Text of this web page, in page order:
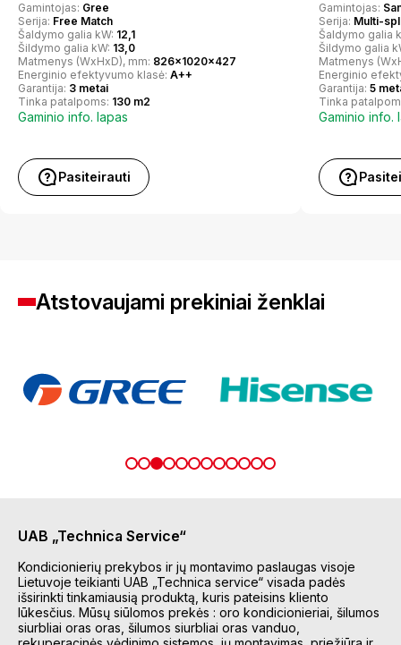
Gamintojas: Gree
Serija: Free Match
Šaldymo galia kW: 12,1
Šildymo galia kW: 13,0
Matmenys (WxHxD), mm: 826x1020x427
Energinio efektyvumo klasė: A++
Garantija: 3 metai
Tinka patalpoms: 130 m2
Gaminio info. lapas
Pasiteirauti
Gamintojas:
Serija: Multi-
Šaldymo galia
Šildymo galia
Matmenys
Energinio
Garantija: 5
Tinka
Gaminio info.
Atstovaujami prekiniai ženklai
UAB „Technica Service“
Kondicionierių prekybos ir jų montavimo paslaugas visoje
Lietuvoje teikianti UAB „Technica service“ visada padės
išsirinkti tinkamiausią produktą, kuris pateisins kliento
lūkesčius. Mūsų siūlomos prekės : oro kondicionieriai, šilumos
siurbliai oras oras, šilumos siurbliai oras vanduo,